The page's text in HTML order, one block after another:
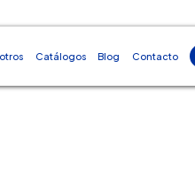
Catálogos Blog Contacto